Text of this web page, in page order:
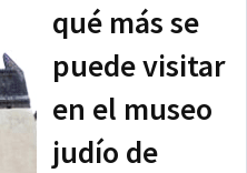
qué más se
puede visitar
en el museo
judío de